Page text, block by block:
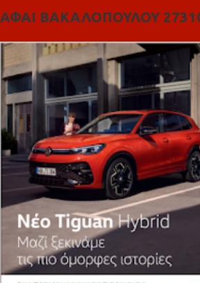
ΑΦΑΙ ΒΑΚΑΛΟΠΟΥΛΟΥ